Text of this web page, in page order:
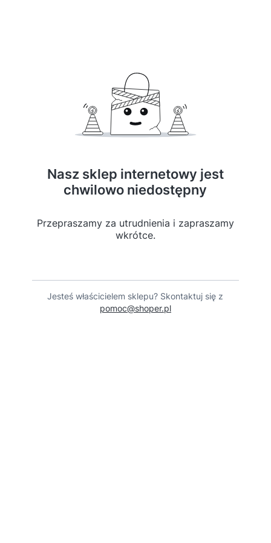
Nasz sklep internetowy jest
chwilowo niedostępny
Przepraszamy za utrudnienia i zapraszamy
wkrótce.
Jesteś właścicielem sklepu? Skontaktuj się z
pomoc@shoper.pl